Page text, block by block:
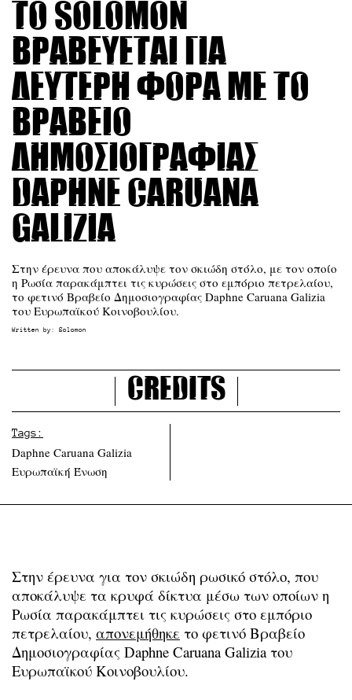
Το Solomon
βραβεύεται για
δεύτερη φορά με το
Βραβείο
Δημοσιογραφίας
Daphne Caruana
Galizia
Στην έρευνα που αποκάλυψε τον σκιώδη στόλο, με τον οποίο
η Ρωσία παρακάμπτει τις κυρώσεις στο εμπόριο πετρελαίου,
το φετινό Βραβείο Δημοσιογραφίας Daphne Caruana Galizia
του Ευρωπαϊκού Κοινοβουλίου.
Written by: Solomon
Credits
Tags:
Daphne Caruana Galizia
Ευρωπαϊκή Ένωση
Στην έρευνα για τον σκιώδη ρωσικό στόλο, που
αποκάλυψε τα κρυφά δίκτυα μέσω των οποίων η
Ρωσία παρακάμπτει τις κυρώσεις στο εμπόριο
πετρελαίου, απονεμήθηκε το φετινό Βραβείο
Δημοσιογραφίας Daphne Caruana Galizia του
Ευρωπαϊκού Κοινοβουλίου.